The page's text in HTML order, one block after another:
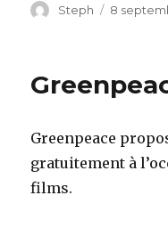
Auteur
Steph
Publié
8
Greenpeace
gratuitement à
films.